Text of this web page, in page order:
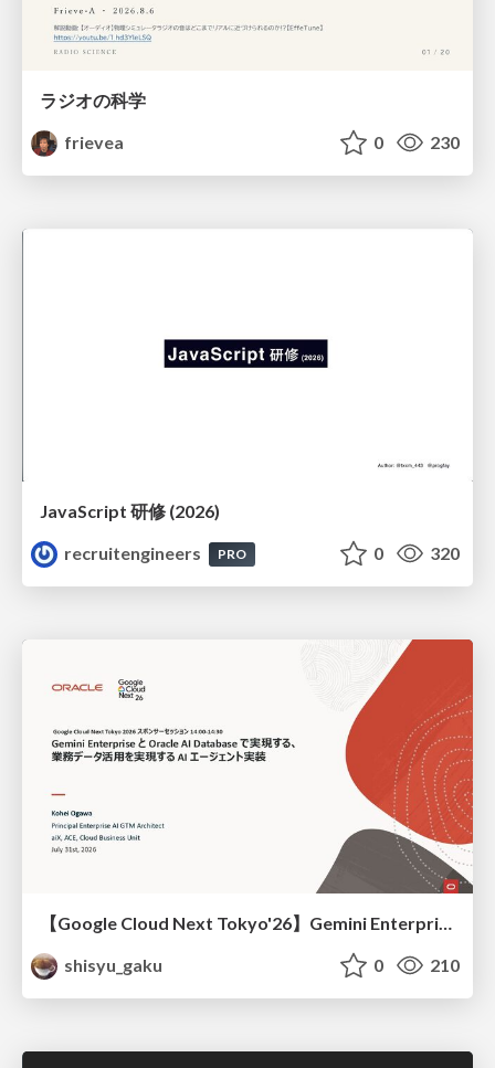
ラジオの科学
frievea
0 230
JavaScript 研修 (2026)
recruitengineers
PRO 0 320
shisyu_gaku
0 210